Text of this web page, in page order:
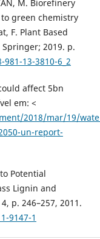
M. Biorefinery
green chemistry
F. Plant Based
2019. p.
13-3810-6_2
affect 5bn
em: <
2018/mar/19/
un-report-
Potential
Lignin and
p. 246–257, 2011.
9147-1